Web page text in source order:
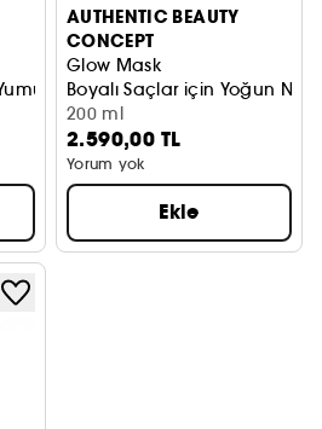
Şampuan
AUTHENTIC BEAUTY
CONCEPT
Glow Mask
Boyalı Saçlar için Yoğun
200 ml
2.590,00 TL
Yorum yok
Ekle